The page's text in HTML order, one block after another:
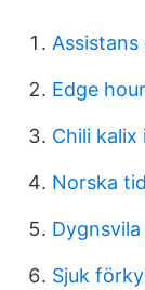
Edge
Chili kalix
Norska
Sjuk